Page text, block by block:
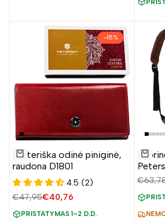
–15%
Pridėti
sąrašą
Į krepšelį
Moteriška odinė piniginė,
raudona D1801
4.5 (2)
Įprasta
€47,95Pardavimo
€40,76
PRISTATYMAS 1–2 D.D.
Pridėti
norų
Į
Įprasta